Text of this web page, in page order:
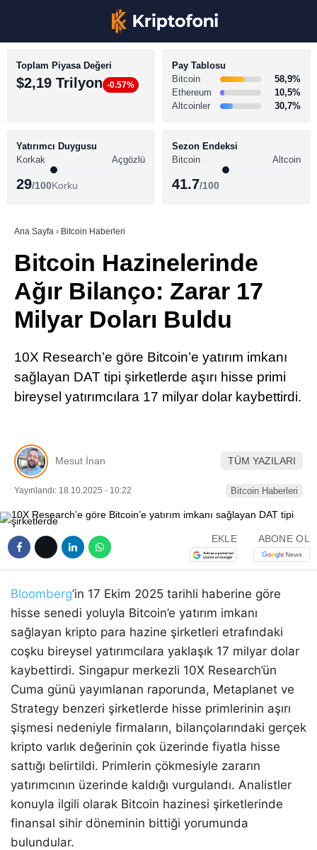
Youtube
TikTok
LinkedIn
BİTCOİN HABERLERİ
ALTCOİN HABERLERİ
SÖZLÜK
Toplam Piyasa Değeri
$2,19 Trilyon -0.57%
Pay Tablosu
Bitcoin
58,9%
Ethereum
10,5%
Altcoinler
30,7%
Yatırımcı Duygusu
Korkak
Açgözlü
29/100Korku
Sezon Endeksi
Bitcoin
Altcoin
41.7/100
Ana Sayfa › Bitcoin Haberleri
Bitcoin Hazinelerinde
Ağır Bilanço: Zarar 17
Milyar Doları Buldu
10X Research’e göre Bitcoin’e yatırım imkanı
sağlayan DAT tipi şirketlerde aşırı hisse primi
bireysel yatırımcılara 17 milyar dolar kaybettirdi.
Mesut İnan TÜM YAZILARI
Yayınlandı: 18.10.2025 - 10:22 Bitcoin Haberleri
EKLE ABONE OL
Bloomberg’in 17 Ekim 2025 tarihli haberine göre
hisse senedi yoluyla Bitcoin’e yatırım imkanı
sağlayan kripto para hazine şirketleri etrafındaki
coşku bireysel yatırımcılara yaklaşık 17 milyar dolar
kaybettirdi. Singapur merkezli 10X Research’ün
Cuma günü yayımlanan raporunda, Metaplanet ve
Strategy benzeri şirketlerde hisse primlerinin aşırı
şişmesi nedeniyle firmaların, bilançolarındaki gerçek
kripto varlık değerinin çok üzerinde fiyatla hisse
sattığı belirtildi. Primlerin çökmesiyle zararın
yatırımcının üzerinde kaldığı vurgulandı. Analistler
konuyla ilgili olarak Bitcoin hazinesi şirketlerinde
finansal sihir döneminin bittiği yorumunda
bulundular.